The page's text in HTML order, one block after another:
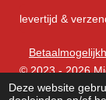
Deze website
levertijd &
© 2023 - 2026